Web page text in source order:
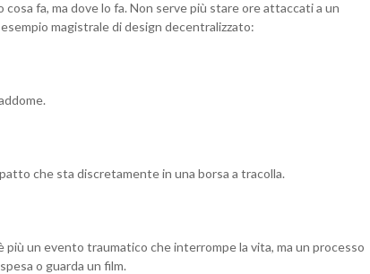
fa, ma dove lo fa. Non serve più stare ore attaccati a un
magistrale di design decentralizzato:
che sta discretamente in una borsa a tracolla.
un evento traumatico che interrompe la vita, ma un processo
o guarda un film.